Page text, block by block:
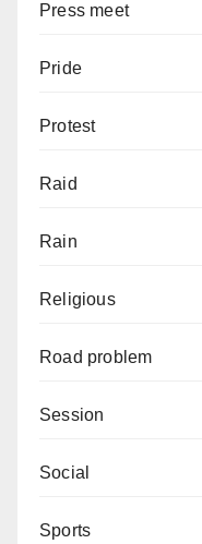
Press meet
Pride
Protest
Raid
Rain
Religious
Road problem
Session
Social
Sports